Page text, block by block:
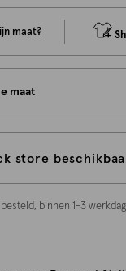
maat
store
besteld, binnen 1-3